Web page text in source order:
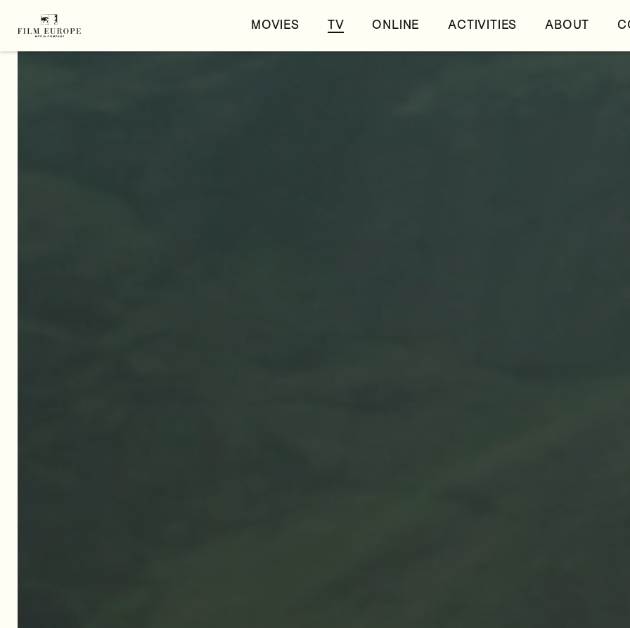
MOVIES TV ONLINE ACTIVITIES ABOUT